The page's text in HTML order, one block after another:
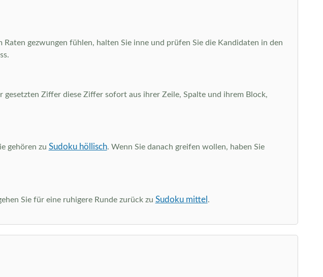
gezwungen fühlen, halten Sie inne und prüfen Sie die Kandidaten in den
gesetzten Ziffer diese Ziffer sofort aus ihrer Zeile, Spalte und ihrem Block,
gehören zu Sudoku höllisch. Wenn Sie danach greifen wollen, haben Sie
Sie für eine ruhigere Runde zurück zu Sudoku mittel .